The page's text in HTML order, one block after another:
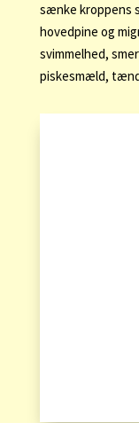
sænke kroppens
hovedpine og
svimmelhed,
piskesmæld,